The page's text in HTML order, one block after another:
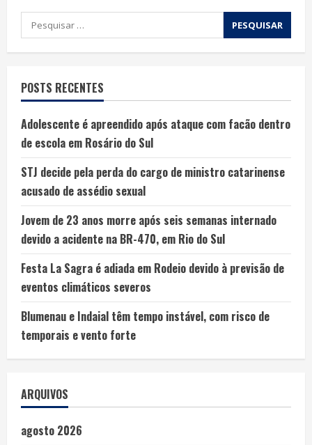
POSTS RECENTES
Adolescente é apreendido após ataque com facão dentro
de escola em Rosário do Sul
STJ decide pela perda do cargo de ministro catarinense
acusado de assédio sexual
Jovem de 23 anos morre após seis semanas internado
devido a acidente na BR-470, em Rio do Sul
Festa La Sagra é adiada em Rodeio devido à previsão de
eventos climáticos severos
Blumenau e Indaial têm tempo instável, com risco de
temporais e vento forte
ARQUIVOS
agosto 2026